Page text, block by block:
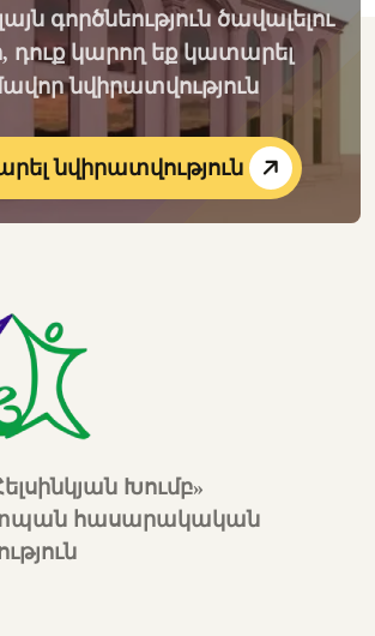
գործնեություն ծավալելու
դուք կարող եք կատարել
նվիրատվություն
նվիրատվություն
Խումբ»
հասարակական